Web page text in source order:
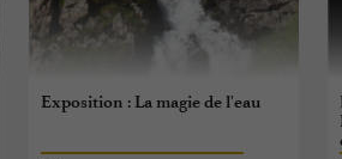
Exposition : La magie de l'eau